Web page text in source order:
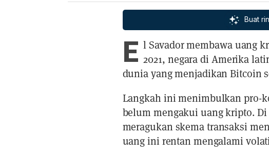
Buat
E l Savador membawa uang
2021, negara di Amerika
dunia yang menjadikan Bitcoin
Langkah ini menimbulkan pro-
belum mengakui uang kripto.
meragukan skema transaksi
uang ini rentan mengalami